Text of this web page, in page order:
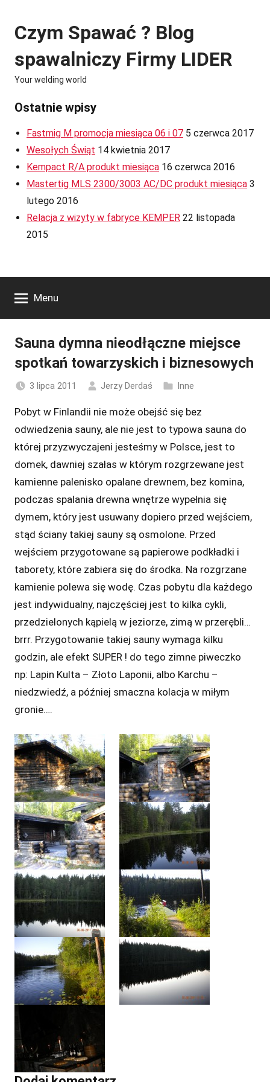
content
Czym Spawać ? Blog
spawalniczy Firmy LIDER
Your welding world
Ostatnie wpisy
Fastmig M promocja miesiąca 06 i 07 5 czerwca 2017
Wesołych Świąt 14 kwietnia 2017
Kempact R/A produkt miesiąca 16 czerwca 2016
Mastertig MLS 2300/3003 AC/DC produkt miesiąca 3
lutego 2016
Relacja z wizyty w fabryce KEMPER 22 listopada
2015
Menu
Sauna dymna nieodłączne miejsce
spotkań towarzyskich i biznesowych
3 lipca 2011 Jerzy Derdaś Inne
Pobyt w Finlandii nie może obejść się bez
odwiedzenia sauny, ale nie jest to typowa sauna do
której przyzwyczajeni jesteśmy w Polsce, jest to
domek, dawniej szałas w którym rozgrzewane jest
kamienne palenisko opalane drewnem, bez komina,
podczas spalania drewna wnętrze wypełnia się
dymem, który jest usuwany dopiero przed wejściem,
stąd ściany takiej sauny są osmolone. Przed
wejściem przygotowane są papierowe podkładki i
taborety, które zabiera się do środka. Na rozgrzane
kamienie polewa się wodę. Czas pobytu dla każdego
jest indywidualny, najczęściej jest to kilka cykli,
przedzielonych kąpielą w jeziorze, zimą w przerębli…
brrr. Przygotowanie takiej sauny wymaga kilku
godzin, ale efekt SUPER ! do tego zimne piweczko
np: Lapin Kulta – Złoto Laponii, albo Karchu –
niedzwiedź, a później smaczna kolacja w miłym
gronie….